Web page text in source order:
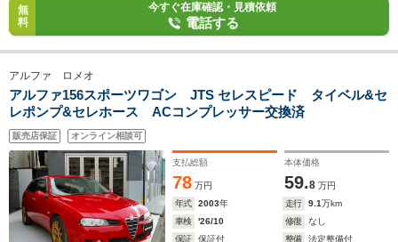
無
料
今すぐ在庫確認・見積依頼
電話する
アルファ ロメオ
アルファ156スポーツワゴン JTS セレスピード タイベル&セ
レポンプ&セレホース ACコンプレッサー交換済
販売店保証 オンライン相談可
支払総額
78 万円
本体価格
59.8 万円
年式
2003年 走行 9.1万km
車検
'26/10 修復
なし
保証
保証付 整備 法定整備付